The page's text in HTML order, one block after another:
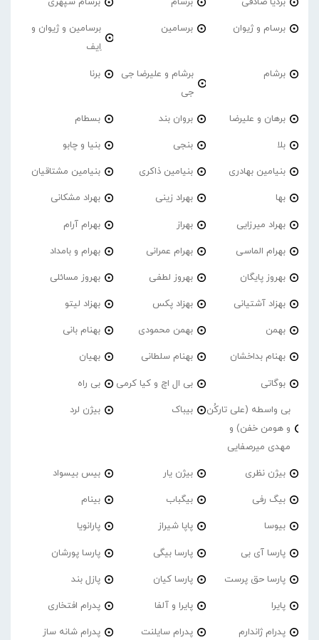
برسام و ژیوان برسامین
برسامین و ژیوان و
اِیف
برشام
برشام و علیرضا جی
جی
برنا
برهان و علیرضا بروان بند بسطام
بلا بنجی بنیا و چابو
بنیامین بهادری بنیامین ذاکری بنیامین مشتاقیان
بها بهراد زینی بهراد مشکانی
بهراد میرزایی بهراز بهرام آرام
بهرام الماسی بهرام عمرانی بهرام و بامداد
بهروز پایگان بهروز لطفی بهروز مسائلی
بهزاد آشتیانی بهزاد پکس بهزاد لیتو
بهمن بهمن محمودی بهنام بانی
بهنام بداخشان بهنام سلطانی بهیان
بوگاتی بی ال اچ و کیا کرمی بی راه
بی واسطه (علی تارکُن
و هومن خفن) و
مهدی میرصفایی
بیباک بیژن لرد
بیژن نظری بیژن یار بیس بیسواد
بیگ رفی بیگباب بینام
بیوسا پاپا شیراز پارانویا
پارسا آی بی پارسا بیگی پارسا پورشان
پارسا حق پرست پارسا کیان پازل بند
پایرا پایرا و آلفا پدرام افتخاری
پدرام ژاندارم پدرام‌ سایلنت پدرام شانه ساز